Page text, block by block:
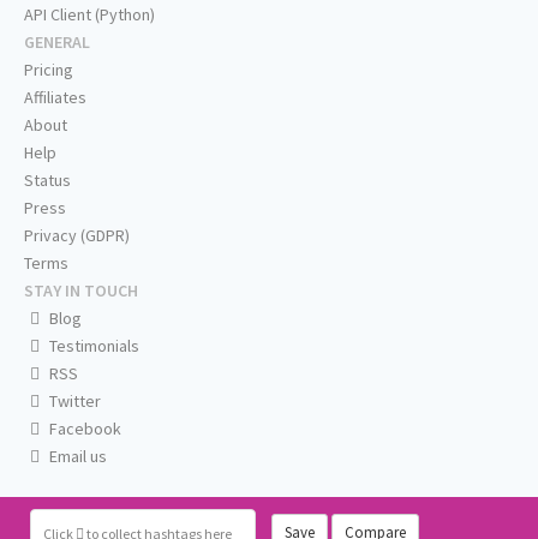
Click to collect hashtags here Save Compare
API Client (Python)
GENERAL
Pricing
Affiliates
About
Help
Status
Press
Privacy (GDPR)
Terms
STAY IN TOUCH
Blog
Testimonials
RSS
Twitter
Facebook
Email us